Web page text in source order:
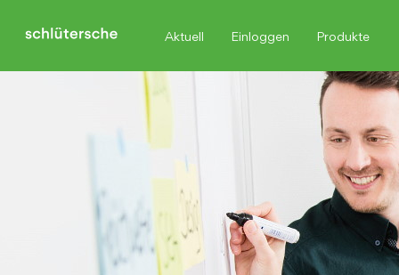
Aktuell Einloggen Produkte